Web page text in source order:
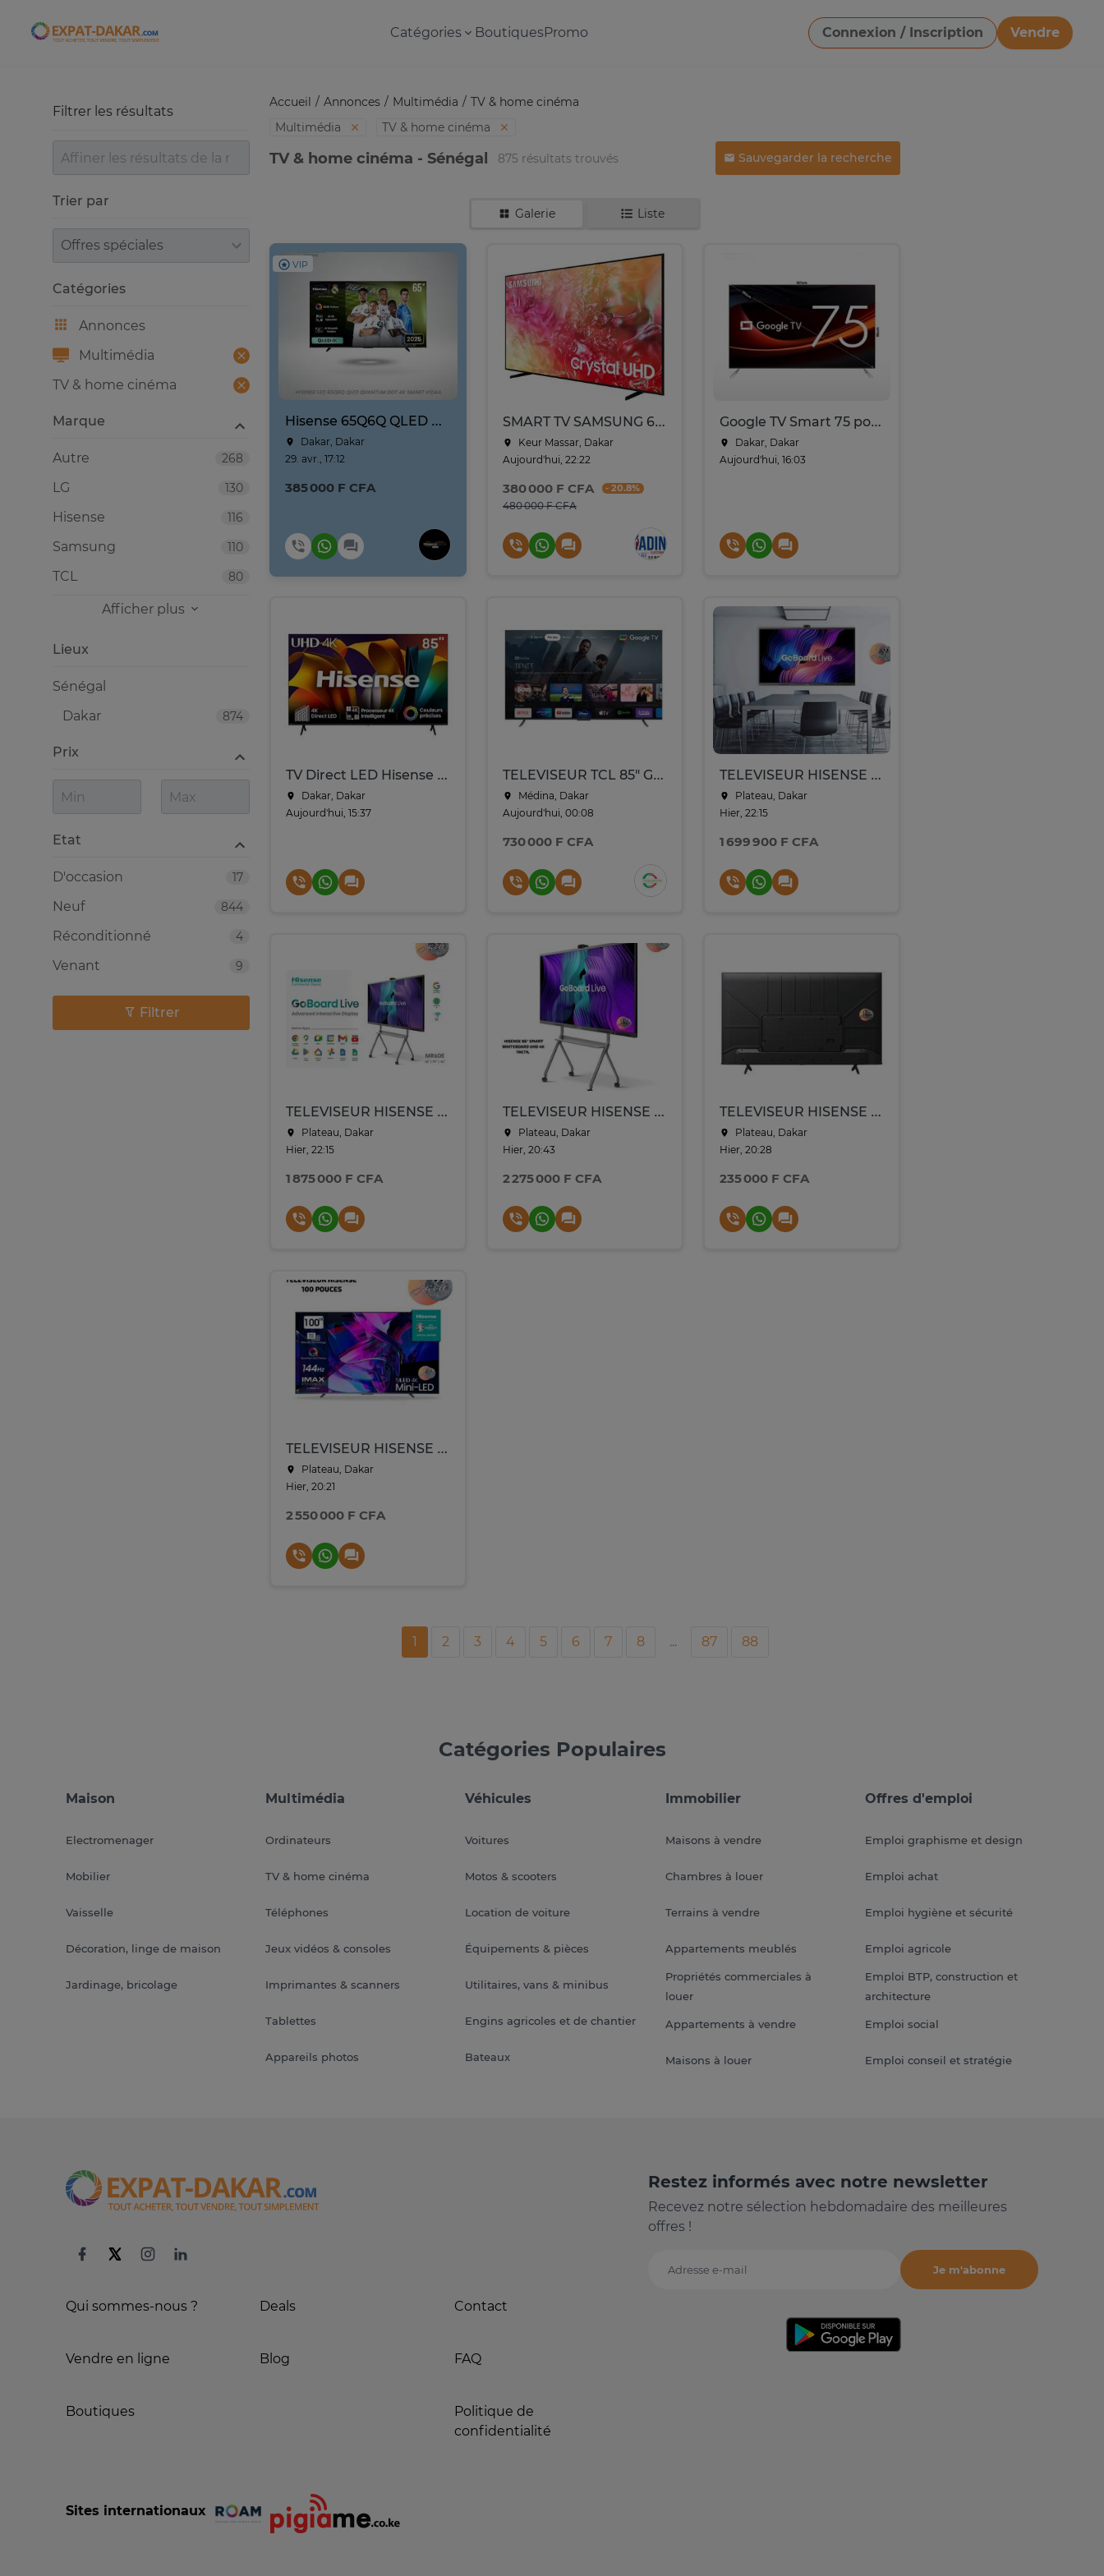
Expat-Dakar Catégories BoutiquesPromo Connexion / Inscription
Vendre
Télécharger une image
Accueil Annonces Multimédia
TV & home cinéma
Multimédia
TV & home cinéma
TV & home cinéma - Sénégal 875 résultats trouvés Sauvegarder la recherche
Galerie Liste
VIP
Hisense 65Q6Q QLED 4K Smart TV 65 pouces
Dakar, Dakar
29. avr., 17:12
385 000 F CFA
SMART TV SAMSUNG 65 DU7000 UHD 4K
Keur Massar, Dakar
Aujourd'hui, 22:22
380 000 F CFA - 20.8%
480 000 F CFA
Google TV Smart 75 pouces HD immersive
Dakar, Dakar
Aujourd'hui, 16:03
TV Direct LED Hisense 85" 4K UHD Processeur 4K
Dakar, Dakar
Aujourd'hui, 15:37
TELEVISEUR TCL 85" GOOGLE TV QLED 4K P745/85C655ZXM
Médina, Dakar
Aujourd'hui, 00:08
730 000 F CFA
TELEVISEUR HISENSE 65 WHITEBOARD SMART UHD 4K TACTILE
Plateau, Dakar
Hier, 22:15
1 699 900 F CFA
TELEVISEUR HISENSE 75 WHITEBOARD SMART UHD 4K TACTILE
Plateau, Dakar
Hier, 22:15
1 875 000 F CFA
TELEVISEUR HISENSE 86 SMART WHITEBOARD UHD 4K TACTIL 86MR6DE
Plateau, Dakar
Hier, 20:43
2 275 000 F CFA
TELEVISEUR HISENSE 50 LED SMART VIDA UHD 50A6N
Plateau, Dakar
Hier, 20:28
235 000 F CFA
TELEVISEUR HISENSE 100 POUCES10007Q
Plateau, Dakar
Hier, 20:21
2 550 000 F CFA
1 2 3 4 5 6 7 8 ... 87 88
Filtrer les résultats
Trier par
Trier par
Catégories
Annonces
Multimédia
TV & home cinéma
Lieux
Sénégal
874
Dakar
Prix
Etat
17
D'occasion
844
Neuf
4
Réconditionné
9
Venant
Marque
268
Autre
130
LG
116
Hisense
110
Samsung
80
TCL
Afficher plus
Filtrer
Catégories Populaires
Maison
Electromenager
Mobilier
Vaisselle
Décoration, linge de maison
Jardinage, bricolage
Multimédia
Ordinateurs
TV & home cinéma
Téléphones
Jeux vidéos & consoles
Imprimantes & scanners
Tablettes
Appareils photos
Véhicules
Voitures
Motos & scooters
Location de voiture
Équipements & pièces
Utilitaires, vans & minibus
Engins agricoles et de chantier
Bateaux
Immobilier
Maisons à vendre
Chambres à louer
Terrains à vendre
Appartements meublés
Propriétés commerciales à
louer
Appartements à vendre
Maisons à louer
Offres d'emploi
Emploi graphisme et design
Emploi achat
Emploi hygiène et sécurité
Emploi agricole
Emploi BTP, construction et
architecture
Emploi social
Emploi conseil et stratégie
Qui sommes-nous ?
Vendre en ligne
Boutiques
Deals
Blog
Contact
FAQ
Politique de
confidentialité
Restez informés avec notre newsletter
Recevez notre sélection hebdomadaire des meilleures
offres !
Adresse e-mail
Je m'abonne
Sites internationaux